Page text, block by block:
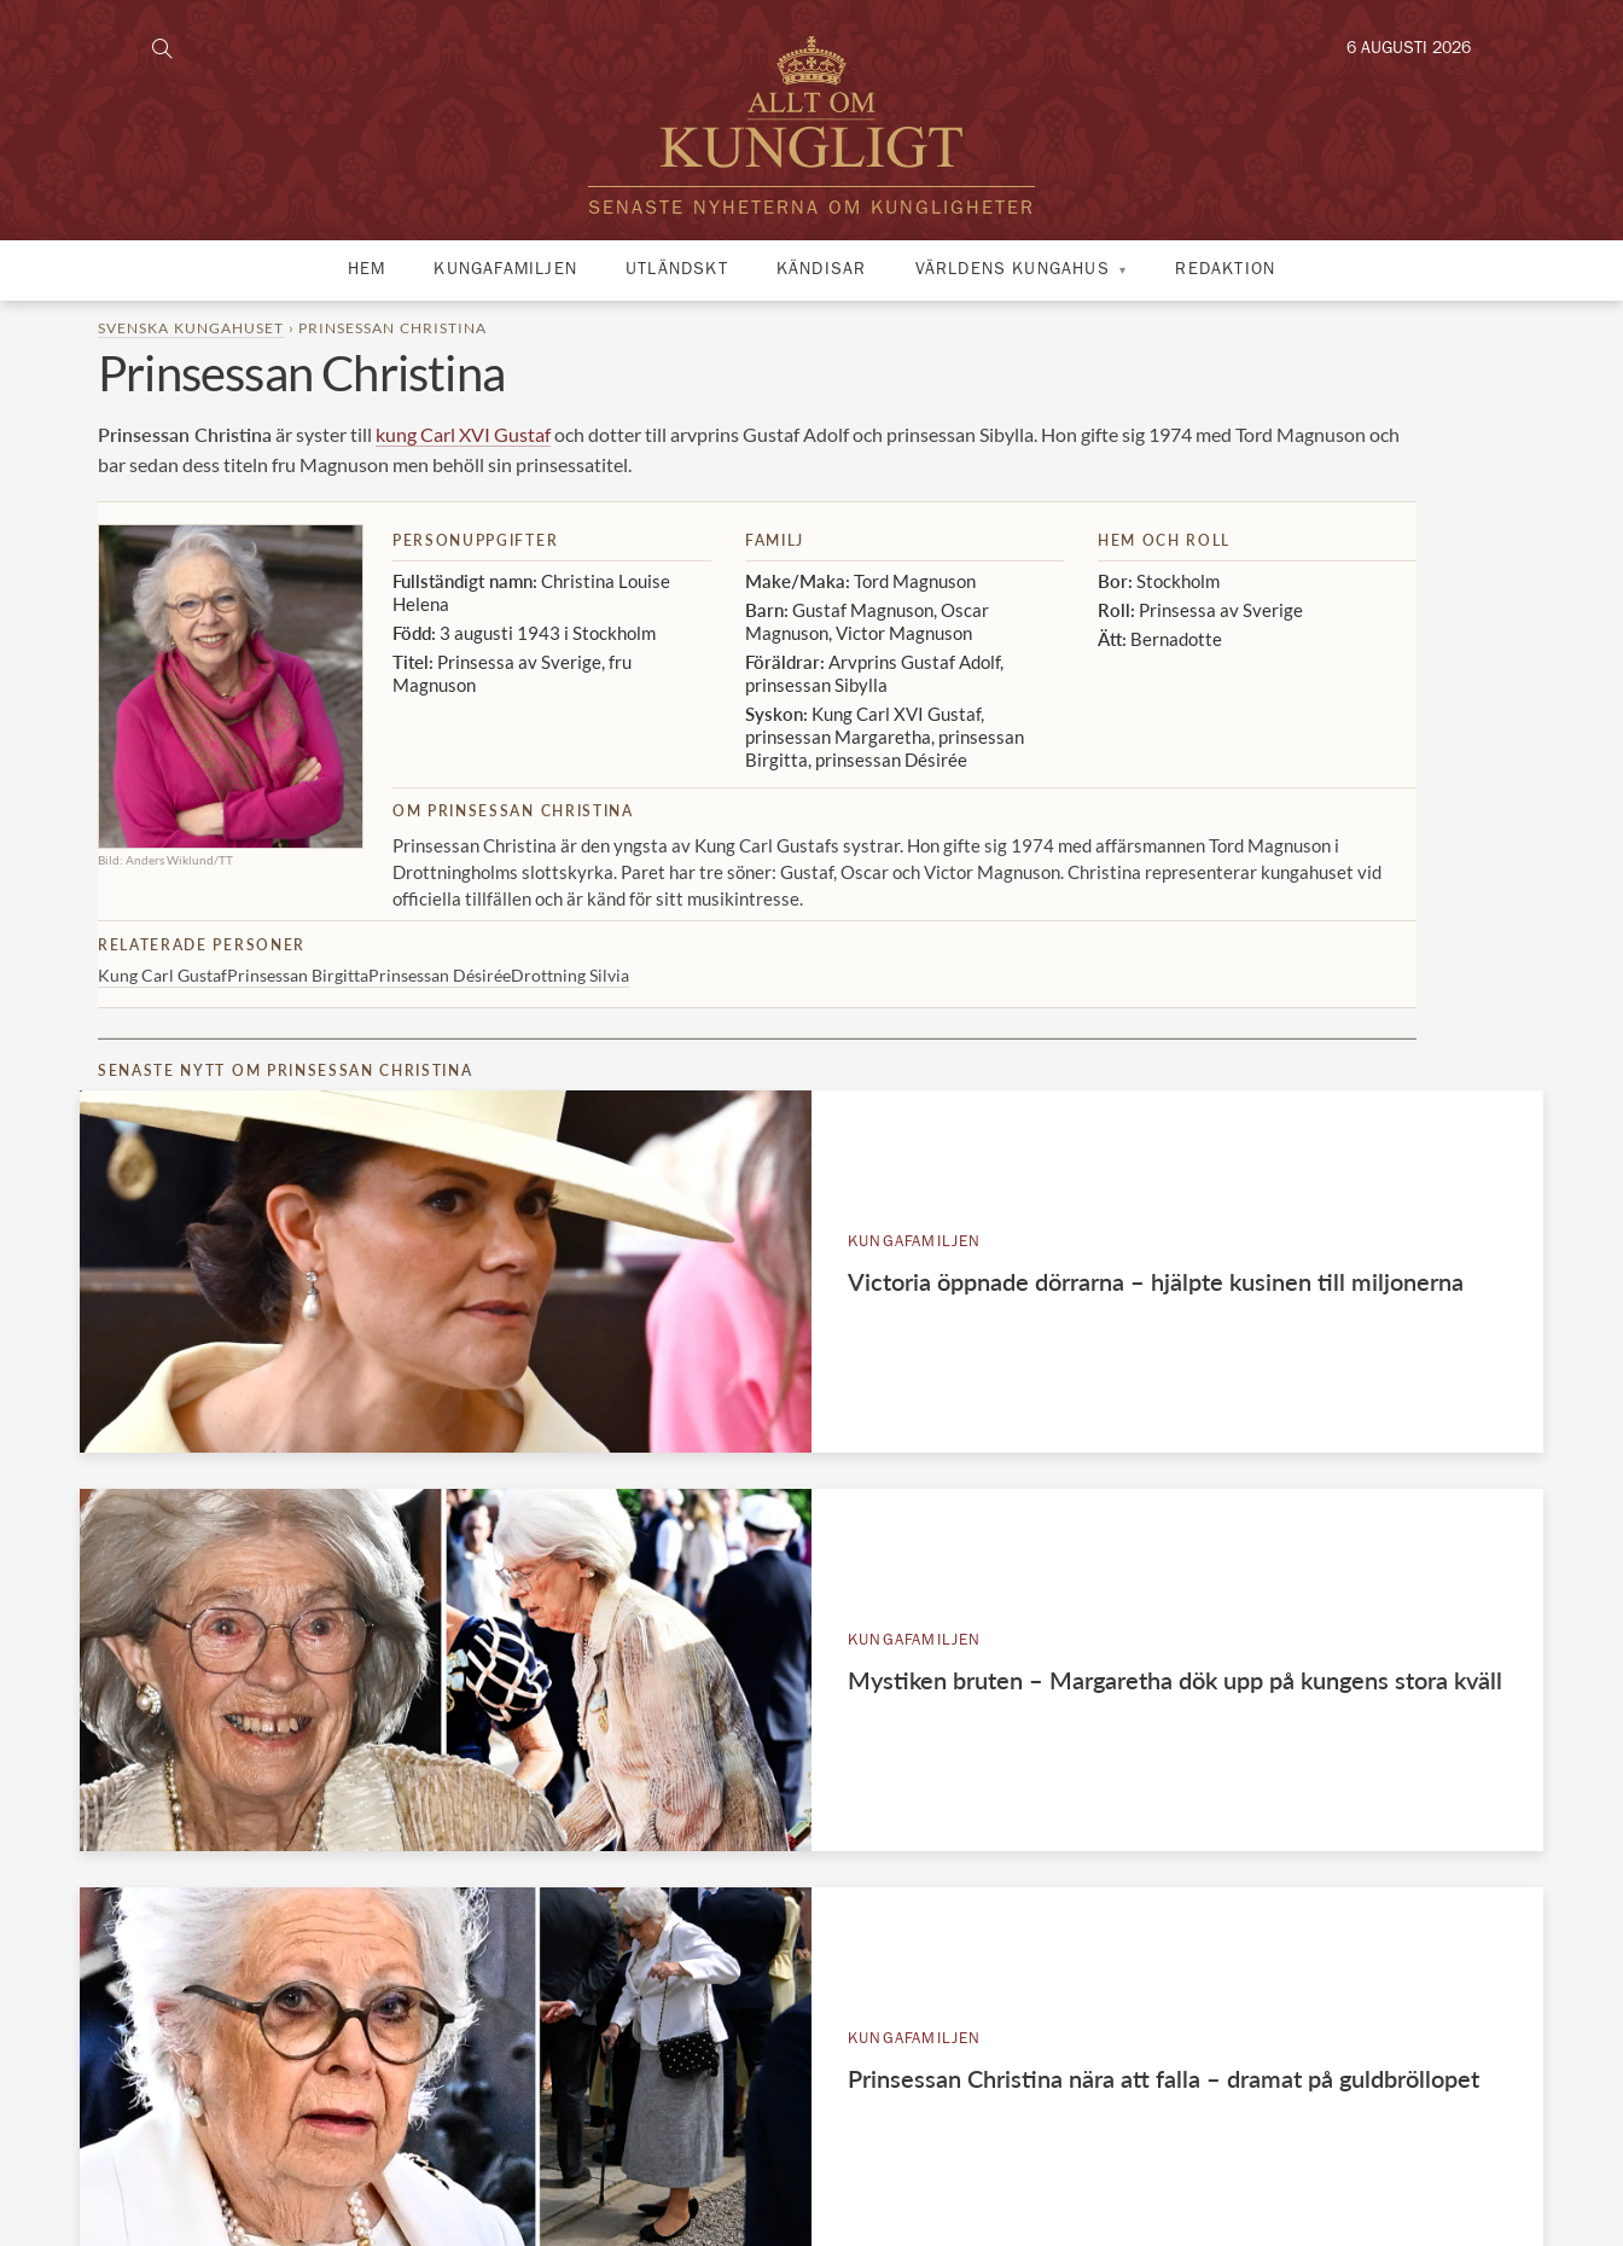
SENASTE NYHETERNA OM KUNGLIGHETER
6 AUGUSTI 2026
HEM KUNGAFAMILJEN UTLÄNDSKT KÄNDISAR VÄRLDENS KUNGAHUS REDAKTION
SVENSKA KUNGAHUSET › PRINSESSAN CHRISTINA
Prinsessan Christina
Prinsessan Christina är syster till kung Carl XVI Gustafoch dotter till arvprins Gustaf Adolf och prinsessan Sibylla. Hon gifte sig 1974 med Tord Magnuson och
bar sedan dess titeln fru Magnuson men behöll sin prinsessatitel.
Bild: Anders Wiklund/TT
PERSONUPPGIFTER
Fullständigt namn: Christina Louise
Helena
Född: 3 augusti 1943 i Stockholm
Titel: Prinsessa av Sverige, fru
Magnuson
FAMILJ
Make/Maka: Tord Magnuson
Barn: Gustaf Magnuson, Oscar
Magnuson, Victor Magnuson
Föräldrar: Arvprins Gustaf Adolf,
prinsessan Sibylla
Syskon: Kung Carl XVI Gustaf,
prinsessan Margaretha, prinsessan
Birgitta, prinsessan Désirée
HEM OCH ROLL
Bor: Stockholm
Roll: Prinsessa av Sverige
Ätt: Bernadotte
OM PRINSESSAN CHRISTINA
Prinsessan Christina är den yngsta av Kung Carl Gustafs systrar. Hon gifte sig 1974 med affärsmannen Tord Magnuson i
Drottningholms slottskyrka. Paret har tre söner: Gustaf, Oscar och Victor Magnuson. Christina representerar kungahuset vid
officiella tillfällen och är känd för sitt musikintresse.
RELATERADE PERSONER
Kung Carl GustafPrinsessan BirgittaPrinsessan DésiréeDrottning Silvia
SENASTE NYTT OM PRINSESSAN CHRISTINA
KUNGAFAMILJEN
Victoria öppnade dörrarna – hjälpte kusinen till miljonerna
KUNGAFAMILJEN
Mystiken bruten – Margaretha dök upp på kungens stora kväll
KUNGAFAMILJEN
Prinsessan Christina nära att falla – dramat på guldbröllopet